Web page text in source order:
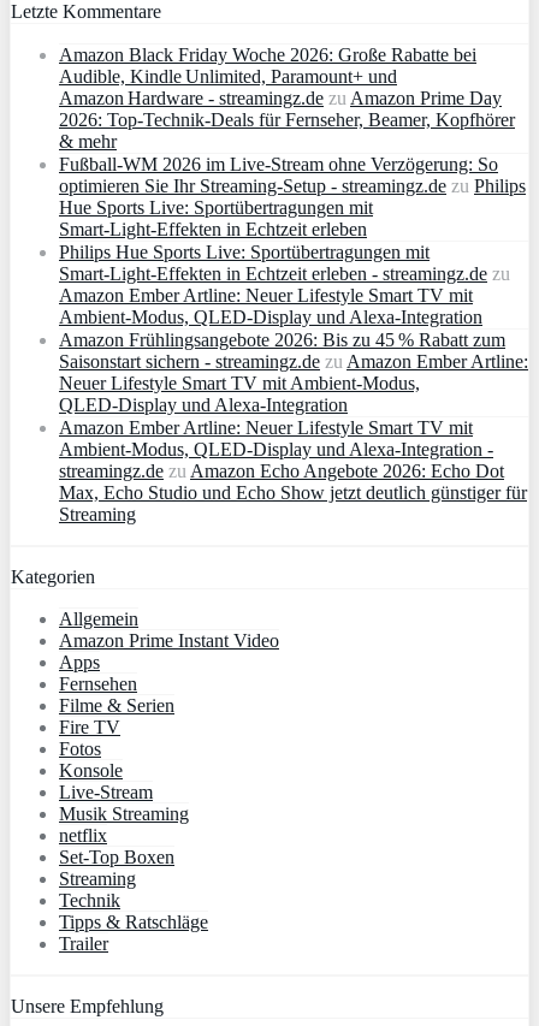
Letzte Kommentare
Amazon Black Friday Woche 2026: Große Rabatte bei
Audible, Kindle Unlimited, Paramount+ und
Amazon Hardware - streamingz.de zu Amazon Prime Day
2026: Top-Technik-Deals für Fernseher, Beamer, Kopfhörer
& mehr
Fußball-WM 2026 im Live-Stream ohne Verzögerung: So
optimieren Sie Ihr Streaming-Setup - streamingz.de zu Philips
Hue Sports Live: Sportübertragungen mit
Smart‑Light‑Effekten in Echtzeit erleben
Philips Hue Sports Live: Sportübertragungen mit
Smart‑Light‑Effekten in Echtzeit erleben - streamingz.de zu
Amazon Ember Artline: Neuer Lifestyle Smart TV mit
Ambient‑Modus, QLED‑Display und Alexa‑Integration
Amazon Frühlingsangebote 2026: Bis zu 45 % Rabatt zum
Saisonstart sichern - streamingz.de zu Amazon Ember Artline:
Neuer Lifestyle Smart TV mit Ambient‑Modus,
QLED‑Display und Alexa‑Integration
Amazon Ember Artline: Neuer Lifestyle Smart TV mit
Ambient‑Modus, QLED‑Display und Alexa‑Integration -
streamingz.de zu Amazon Echo Angebote 2026: Echo Dot
Max, Echo Studio und Echo Show jetzt deutlich günstiger für
Streaming
Kategorien
Allgemein
Amazon Prime Instant Video
Apps
Fernsehen
Filme & Serien
Fire TV
Fotos
Konsole
Live-Stream
Musik Streaming
netflix
Set-Top Boxen
Streaming
Technik
Tipps & Ratschläge
Trailer
Unsere Empfehlung